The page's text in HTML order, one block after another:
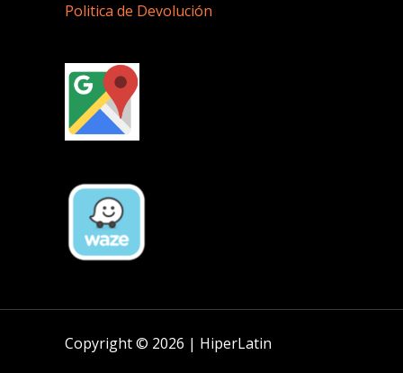
Politica de Devolución
Copyright © 2026 | HiperLatin